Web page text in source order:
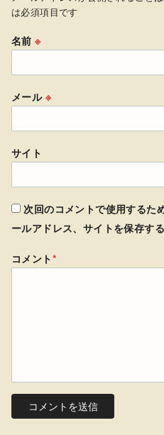
は必須項目です
名前※
メール ※
サイト
次回のコメントで使用するた
ールアドレス、サイトを保存する
コメント*